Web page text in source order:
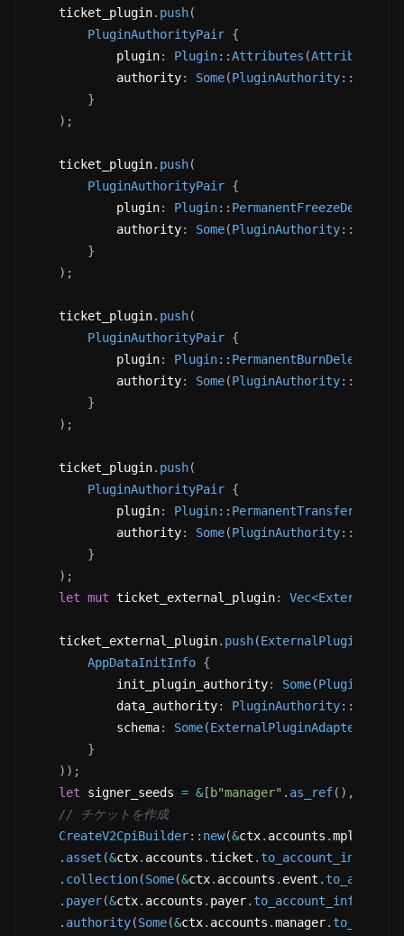
    ticket_plugin
. push(
PluginAuthorityPair {
            plugin
: Plugin::Attributes (Attributes
            authority
: Some(PluginAuthority::
}
) ;
    ticket_plugin
. push(
PluginAuthorityPair {
            plugin
: Plugin:: PermanentFreezeDelegate
            authority
: Some(PluginAuthority::
}
) ;
    ticket_plugin
. push(
PluginAuthorityPair {
            plugin
: Plugin:: PermanentBurnDelegate
            authority
: Some(PluginAuthority::
}
) ;
    ticket_plugin
. push(
PluginAuthorityPair {
            plugin
: Plugin::
            authority
: Some(PluginAuthority::
}
) ;
let mut ticket_external_plugin: Vec<
    ticket_external_plugin
. push(
AppDataInitInfo {
            init_plugin_authority
: Some(
            data_authority
: PluginAuthority::
            schema
: Some(ExternalPluginAdapterSchema
}
) ) ;
let signer_seeds = &[ b"manager" . as_ref( ) ,
// チケットを作成
CreateV2CpiBuilder:: new(&ctx. accounts .
. asset (&ctx. accounts .ticket .to_account_info
. collection(Some(&ctx. accounts . event .
. payer(&ctx. accounts . payer.to_account_info
. authority(Some(&ctx. accounts .manager.